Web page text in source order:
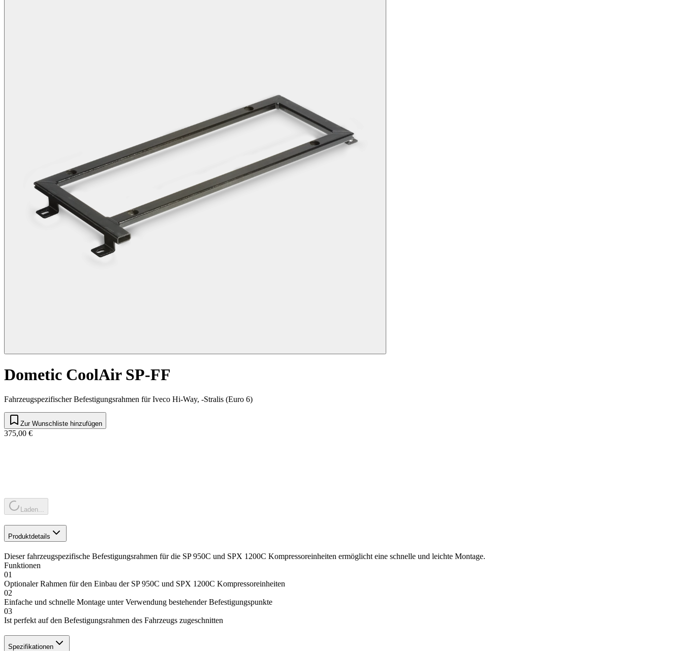
Dometic CoolAir SP-FF
Fahrzeugspezifischer Befestigungsrahmen für Iveco Hi-Way, -Stralis (Euro 6)
Zur Wunschliste hinzufügen
375,00 €
Laden...
Produktdetails
Dieser fahrzeugspezifische Befestigungsrahmen für die SP 950C und SPX 1200C Kompressoreinheiten ermöglicht eine schnelle und leichte Montage.
Funktionen
01
Optionaler Rahmen für den Einbau der SP 950C und SPX 1200C Kompressoreinheiten
02
Einfache und schnelle Montage unter Verwendung bestehender Befestigungspunkte
03
Ist perfekt auf den Befestigungsrahmen des Fahrzeugs zugeschnitten
Spezifikationen